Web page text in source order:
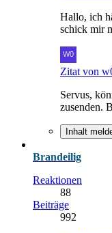
Hallo, ich
schick mir
Zitat von
Servus,
zusenden.
Inhalt
Brandeilig
Reaktionen
88
Beiträge
992